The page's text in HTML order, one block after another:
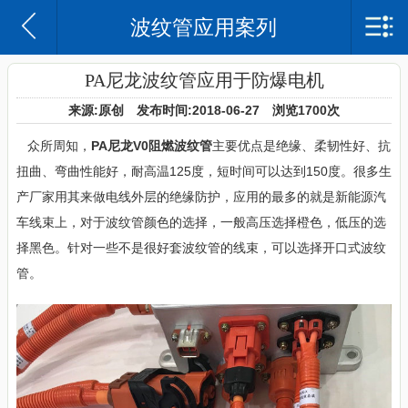
苏州沃尔兴电子科技有限公司
网站首页
沃尔兴简介
企业日记
产品中心
案例
波纹管应用案列
PA尼龙波纹管应用于防爆电机
来源:原创 发布时间:2018-06-27 浏览1700次
众所周知， PA尼龙V0阻燃波纹管主要优点是绝缘、柔韧性好、抗
扭曲、弯曲性能好，耐高温125度，短时间可以达到150度。很多生
产厂家用其来做电线外层的绝缘防护，应用的最多的就是新能源汽
车线束上，对于波纹管颜色的选择，一般高压选择橙色，低压的选
择黑色。针对一些不是很好套波纹管的线束，可以选择开口式波纹
管。